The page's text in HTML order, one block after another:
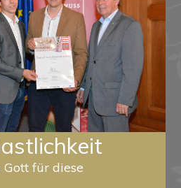
für diese